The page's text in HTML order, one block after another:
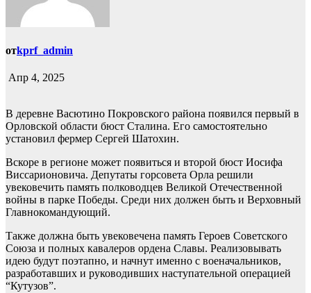
отkprf_admin
Апр 4, 2025
В деревне Васютино Покровского района появился первый в
Орловской области бюст Сталина. Его самостоятельно
установил фермер Сергей Шатохин.
Вскоре в регионе может появиться и второй бюст Иосифа
Виссарионовича. Депутаты горсовета Орла решили
увековечить память полководцев Великой Отечественной
войны в парке Победы. Среди них должен быть и Верховный
Главнокомандующий.
Также должна быть увековечена память Героев Советского
Союза и полных кавалеров ордена Славы. Реализовывать
идею будут поэтапно, и начнут именно с военачальников,
разработавших и руководивших наступательной операцией
“Кутузов”.